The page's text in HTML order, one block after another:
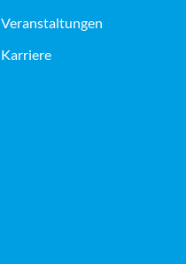
Veranstaltungen
Karriere